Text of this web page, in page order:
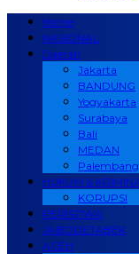
Home
NASIONAL
Daerah
Jakarta
BANDUNG
Yogyakarta
Surabaya
Bali
MEDAN
Palembang
HUKUM &
KORUPSI
PERISTIWA
JABODETABEK
ACEH